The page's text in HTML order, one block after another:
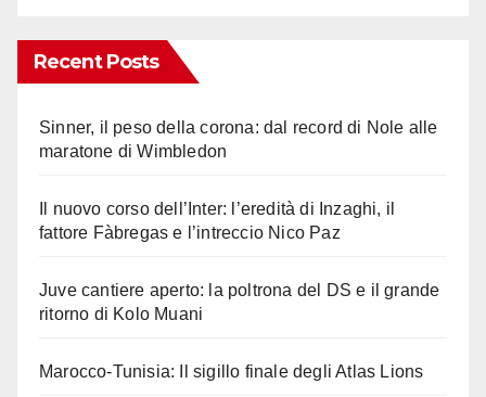
Recent Posts
Sinner, il peso della corona: dal record di Nole alle
maratone di Wimbledon
Il nuovo corso dell’Inter: l’eredità di Inzaghi, il
fattore Fàbregas e l’intreccio Nico Paz
Juve cantiere aperto: la poltrona del DS e il grande
ritorno di Kolo Muani
Marocco-Tunisia: Il sigillo finale degli Atlas Lions